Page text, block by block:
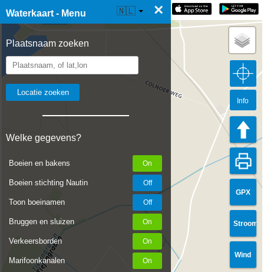
Waterkaart - Menu ×
Plaatsnaam zoeken
Welke gegevens?
Boeien en bakens
Boeien stichting Nautin
Toon boeinamen
Bruggen en sluizen
Verkeersborden
Marifoonkanalen
☰ Waterkaart Live 🇳🇱
GPX
Stroom
Wind
Info